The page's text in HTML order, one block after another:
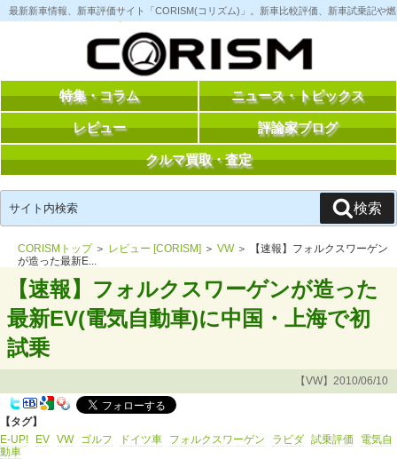
コ
ン
へ
最新新車情報、新車評価サイト「CORISM(コリズム)」。新車比較評価、新車試乗記や
特集・コラム ニュース・トピックス
レビュー 評論家ブログ
クルマ買取・査定
索:
検索
CORISMトップ＞ レビュー [CORISM] ＞ VW＞ 【速報】フォルクスワーゲン
が造った最新E...
【速報】フォルクスワーゲンが造った
最新EV(電気自動車)に中国・上海で初
試乗
【VW】2010/06/10
【タグ】
E-UP!
EV VW ゴルフ ドイツ車 フォルクスワーゲン ラビダ 試乗評価
電気自
動車